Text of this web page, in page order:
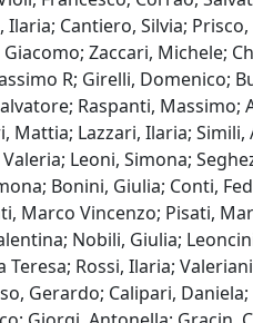
Cantiero, Silvia;
Zaccari, Michele;
R; Girelli, Domenico;
Raspanti, Massimo;
Lazzari, Ilaria;
Leoni, Simona;
Bonini, Giulia; Conti,
Marco Vincenzo; Pisati,
Nobili, Giulia;
Rossi, Ilaria;
Gerardo; Calipari,